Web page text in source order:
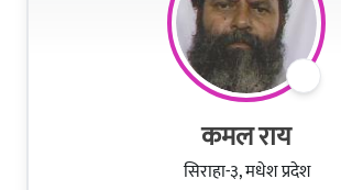
कमल राय
सिराहा-३, मधेश प्रदेश